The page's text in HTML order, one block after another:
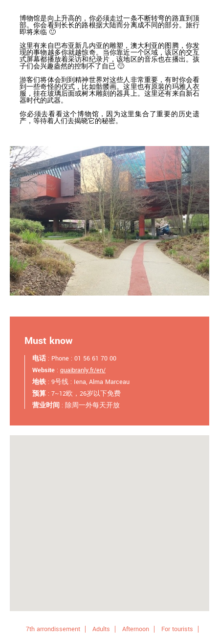
博物馆是向上升高的，你必须走过一条不断转弯的路直到顶
部。你会看到长长的路根据大陆而分离成不同的部分。旅行
即将来临 🙂
这里有来自巴布亚新几内亚的雕塑，澳大利亚的图腾，你发
现的事物越多你就越惊奇。当你靠近一个区域，该区的交互
式屏幕都播放着采访和纪录片，该地区的音乐也在播出。孩
子们会兴趣盎然的控制不了自已 🙂
游客们将体会到到精神世界对这些人非常重要，有时你会看
到一些奇怪的仪式，比如骷髅画。这里也有原装的玛雅人衣
服，挂在玻璃后面或树木雕刻的器具上。这里还有来自新石
器时代的武器。
你必须去看看这个博物馆，因为这里集合了重要的历史遗
产，等待着人们去揭晓它的秘密。
Must know
电话 : Phone : 01 56 61 70 00
Website : quaibranly.fr/en/
地铁 : 9号线 : Iena, Alma Marceau
预算 : 7~12欧，26岁以下免费
营业时间 : 除周一外每天开放
7th arrondissement Adults Afternoon
For tourists